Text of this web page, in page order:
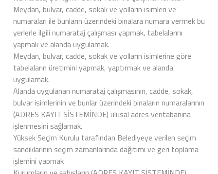
Meydan, bulvar, cadde, sokak ve yolların isimleri ve
numaraları ile bunların üzerindeki binalara numara vermek bu
yerlerle ilgili numarataj çalışması yapmak, tabelalarını
yapmak ve alanda uygulamak.
Meydan, bulvar, cadde, sokak ve yolların isimlerine göre
tabelaların üretimini yapmak, yaptırmak ve alanda
uygulamak.
Alanda uygulanan numarataj çalışmasının, cadde, sokak,
bulvar isimlerinin ve bunlar üzerindeki binaların numaralarının
(ADRES KAYIT SİSTEMİNDE) ulusal adres veritabanına
işlenmesini sağlamak.
Yüksek Seçim Kurulu tarafından Belediyeye verilen seçim
sandıklarının seçim zamanlarında dağıtımı ve geri toplama
işlemini yapmak